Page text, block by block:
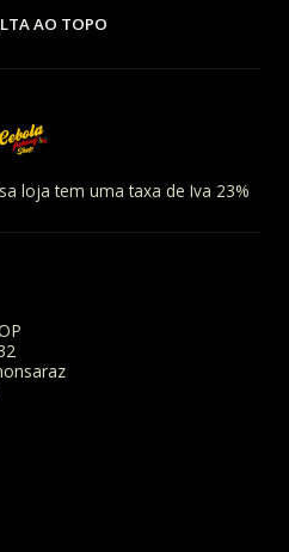
AO TOPO
loja tem uma taxa de Iva 23%